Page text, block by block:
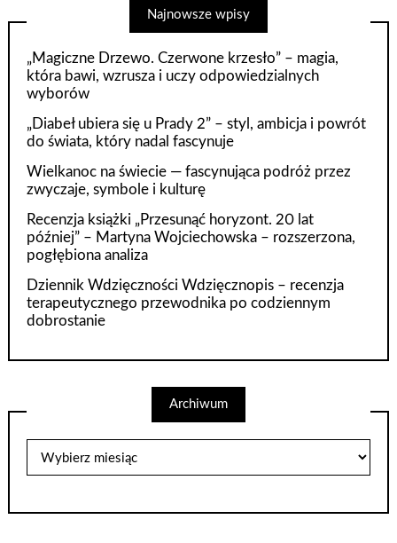
Najnowsze wpisy
„Magiczne Drzewo. Czerwone krzesło” – magia,
która bawi, wzrusza i uczy odpowiedzialnych
wyborów
„Diabeł ubiera się u Prady 2” – styl, ambicja i powrót
do świata, który nadal fascynuje
Wielkanoc na świecie — fascynująca podróż przez
zwyczaje, symbole i kulturę
Recenzja książki „Przesunąć horyzont. 20 lat
później” – Martyna Wojciechowska – rozszerzona,
pogłębiona analiza
Dziennik Wdzięczności Wdzięcznopis – recenzja
terapeutycznego przewodnika po codziennym
dobrostanie
Archiwum